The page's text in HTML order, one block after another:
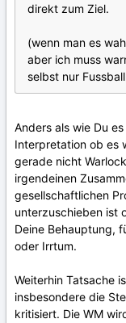
direkt zum Ziel.
(wenn man es
aber ich muss
selbst nur
Anders als wie Du
Interpretation ob es
gerade nicht
irgendeinen
gesellschaftlichen
unterzuschieben ist
Deine Behauptung,
oder Irrtum.
Weiterhin Tatsache
insbesondere die
kritisiert. Die WM